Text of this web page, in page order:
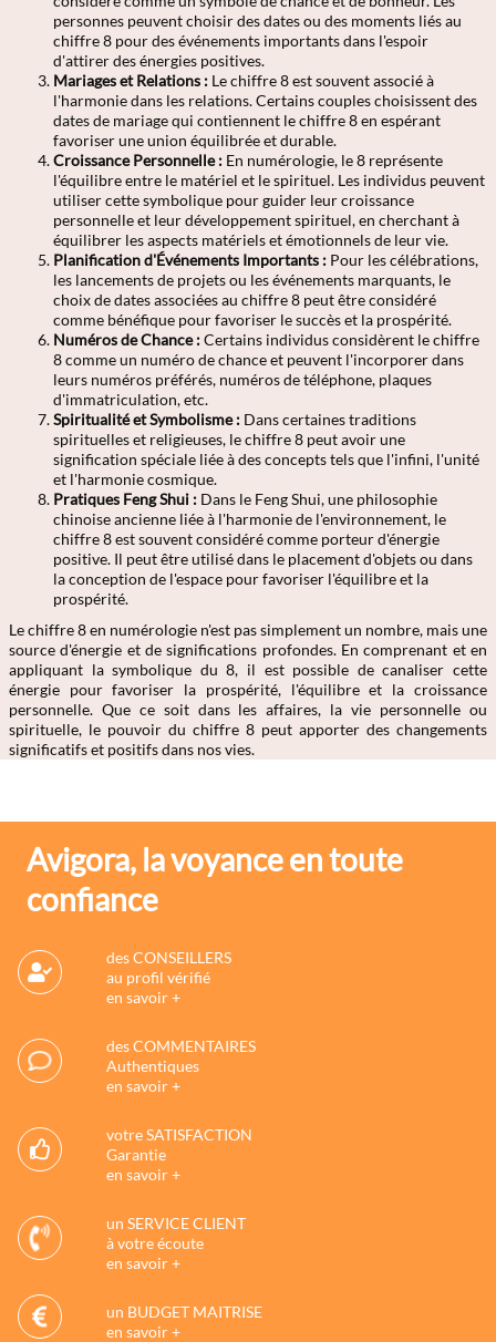
personnes peuvent choisir des dates ou des moments liés au
chiffre 8 pour des événements importants dans l'espoir
d'attirer des énergies positives.
Mariages et Relations : Le chiffre 8 est souvent associé à
l'harmonie dans les relations. Certains couples choisissent des
dates de mariage qui contiennent le chiffre 8 en espérant
favoriser une union équilibrée et durable.
Croissance Personnelle : En numérologie, le 8 représente
l'équilibre entre le matériel et le spirituel. Les individus peuvent
utiliser cette symbolique pour guider leur croissance
personnelle et leur développement spirituel, en cherchant à
équilibrer les aspects matériels et émotionnels de leur vie.
Planification d'Événements Importants : Pour les célébrations,
les lancements de projets ou les événements marquants, le
choix de dates associées au chiffre 8 peut être considéré
comme bénéfique pour favoriser le succès et la prospérité.
Numéros de Chance :Certains individus considèrent le chiffre
8 comme un numéro de chance et peuvent l'incorporer dans
leurs numéros préférés, numéros de téléphone, plaques
d'immatriculation, etc.
Spiritualité et Symbolisme : Dans certaines traditions
spirituelles et religieuses, le chiffre 8 peut avoir une
signification spéciale liée à des concepts tels que l'infini, l'unité
et l'harmonie cosmique.
Pratiques Feng Shui : Dans le Feng Shui, une philosophie
chinoise ancienne liée à l'harmonie de l'environnement, le
chiffre 8 est souvent considéré comme porteur d'énergie
positive. Il peut être utilisé dans le placement d'objets ou dans
la conception de l'espace pour favoriser l'équilibre et la
prospérité.
Le chiffre 8 en numérologie n'est pas simplement un nombre, mais une
source d'énergie et de significations profondes. En comprenant et en
appliquant la symbolique du 8, il est possible de canaliser cette
énergie pour favoriser la prospérité, l'équilibre et la croissance
personnelle. Que ce soit dans les affaires, la vie personnelle ou
spirituelle, le pouvoir du chiffre 8 peut apporter des changements
significatifs et positifs dans nos vies.
Avigora, la voyance en toute
confiance
des CONSEILLERS
au profil vérifié
en savoir +
des COMMENTAIRES
Authentiques
en savoir +
votre SATISFACTION
Garantie
en savoir +
un SERVICE CLIENT
à votre écoute
en savoir +
un BUDGET MAITRISE
en savoir +